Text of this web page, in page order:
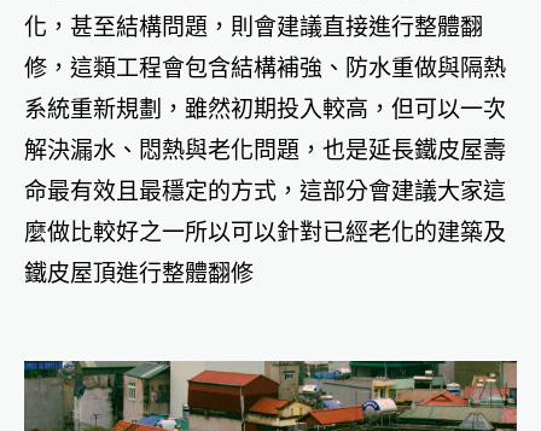
化，甚至結構問題，則會建議直接進行整體翻
修，這類工程會包含結構補強、防水重做與隔熱
系統重新規劃，雖然初期投入較高，但可以一次
解決漏水、悶熱與老化問題，也是延長鐵皮屋壽
命最有效且最穩定的方式，這部分會建議大家這
麼做比較好之一所以可以針對已經老化的建築及
鐵皮屋頂進行整體翻修